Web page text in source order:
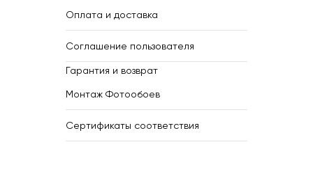
Оплата и доставка
Соглашение пользователя
Гарантия и возврат
Монтаж Фотообоев
Сертификаты соответствия